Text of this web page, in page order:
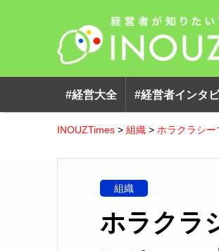
#経営大全 #経営者インタ
INOUZTimes > 組織 > ホラクラシー
組織
ホラクラ